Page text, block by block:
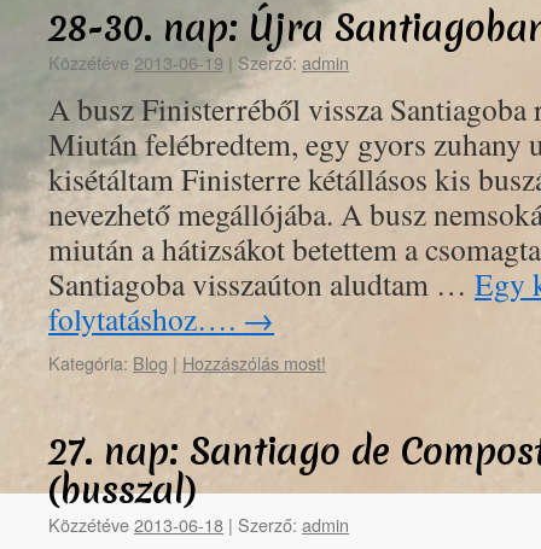
28-30. nap: Újra
Közzétéve 2013-06-19 | Szerző: admin
A busz Finisterréből vissza
Miután felébredtem, egy gyors zuhany
kisétáltam Finisterre kétállásos kis
nevezhető megállójába. A busz
miután a hátizsákot betettem a
Santiagoba visszaúton aludtam … Egy
folytatáshoz…. →
Kategória: Blog | Hozzászólás most!
27. nap: Santiago de
(busszal)
Közzétéve2013-06-18 | Szerző: admin